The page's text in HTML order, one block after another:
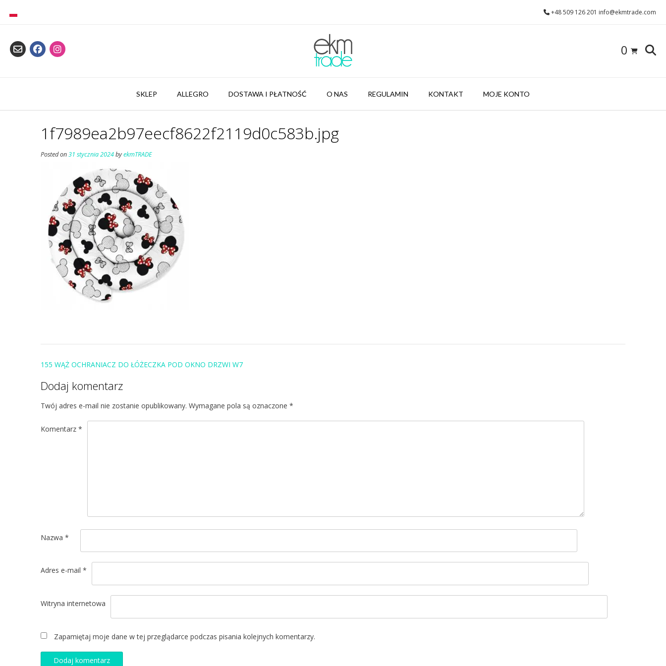
+48 509 126 201 info@ekmtrade.com
0
SKLEP ALLEGRO DOSTAWA I PŁATNOŚĆ O NAS REGULAMIN KONTAKT MOJE KONTO
1f7989ea2b97eecf8622f2119d0c583b.jpg
Posted on31 stycznia 2024byekmTRADE
Post
155 WĄŻ OCHRANIACZ DO ŁÓŻECZKA POD OKNO DRZWI W7
Dodaj komentarz
Twój adres e-mail nie zostanie opublikowany. Wymagane pola są oznaczone *
Komentarz *
Nazwa *
Adres e-mail *
Witryna internetowa
Zapamiętaj moje dane w tej przeglądarce podczas pisania kolejnych komentarzy.